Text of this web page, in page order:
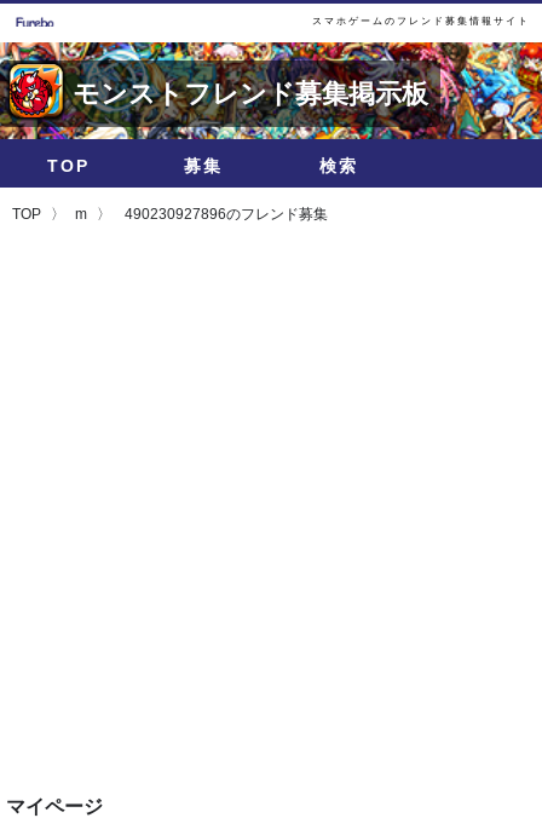
スマホゲームのフレンド募集情報サイト
モンストフレンド募集掲示板
TOP 募集 検索
TOP m 490230927896のフレンド募集
マイページ